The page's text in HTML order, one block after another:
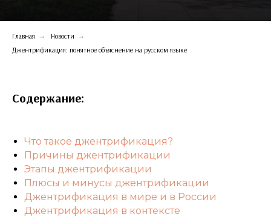
Главная → Новости →
Джентрификация: понятное объяснение на русском языке
Содержание:
Что такое джентрификация?
Причины джентрификации
Этапы джентрификации
Плюсы и минусы джентрификации
Джентрификация в мире и в России
Джентрификация в контексте